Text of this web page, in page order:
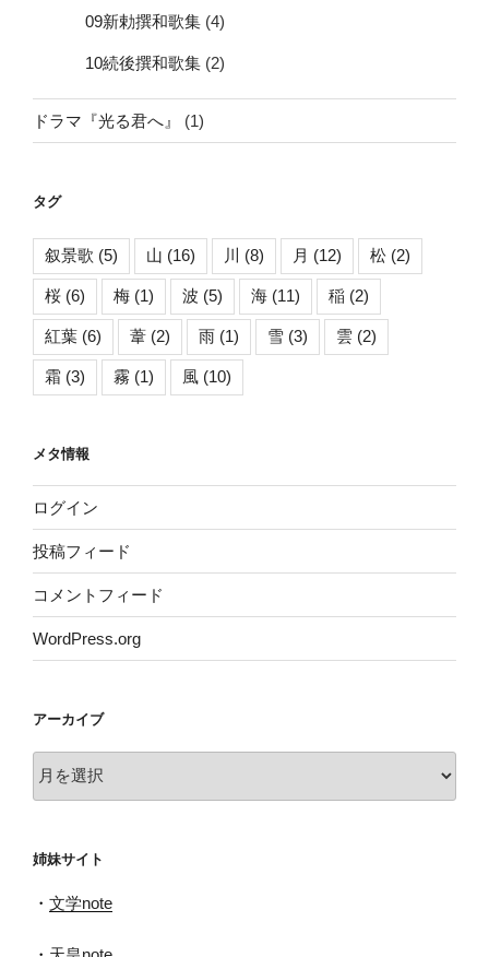
09新勅撰和歌集 (4)
10続後撰和歌集 (2)
ドラマ『光る君へ』 (1)
タグ
叙景歌 (5) 山 (16) 川 (8) 月 (12) 松 (2)
桜 (6) 梅 (1) 波 (5) 海 (11) 稲 (2)
紅葉 (6) 葦 (2) 雨 (1) 雪 (3) 雲 (2)
霜 (3) 霧 (1) 風 (10)
メタ情報
ログイン
投稿フィード
コメントフィード
WordPress.org
アーカイブ
ー
ブ
姉妹サイト
・ 文学note